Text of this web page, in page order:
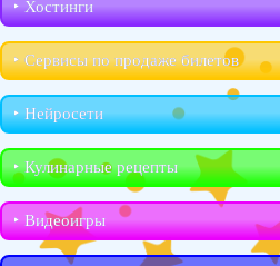
‣︎ Хостинги
‣︎ Сервисы по продаже билетов
‣︎ Нейросети
‣︎ Кулинарные рецепты
‣︎ Видеоигры